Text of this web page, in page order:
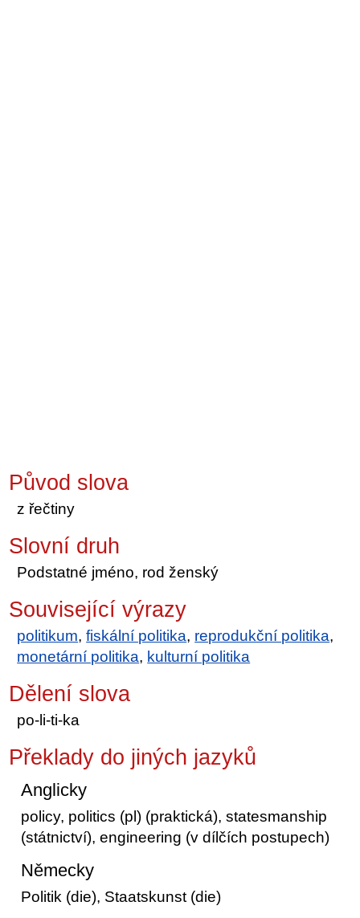
Původ slova
z řečtiny
Slovní druh
Podstatné jméno, rod ženský
Související výrazy
politikum,fiskální politika, reprodukční politika,
monetární politika, kulturní politika
Dělení slova
po-li-ti-ka
Překlady do jiných jazyků
Anglicky
policy, politics (pl) (praktická), statesmanship
(státnictví), engineering (v dílčích postupech)
Německy
Politik (die), Staatskunst (die)